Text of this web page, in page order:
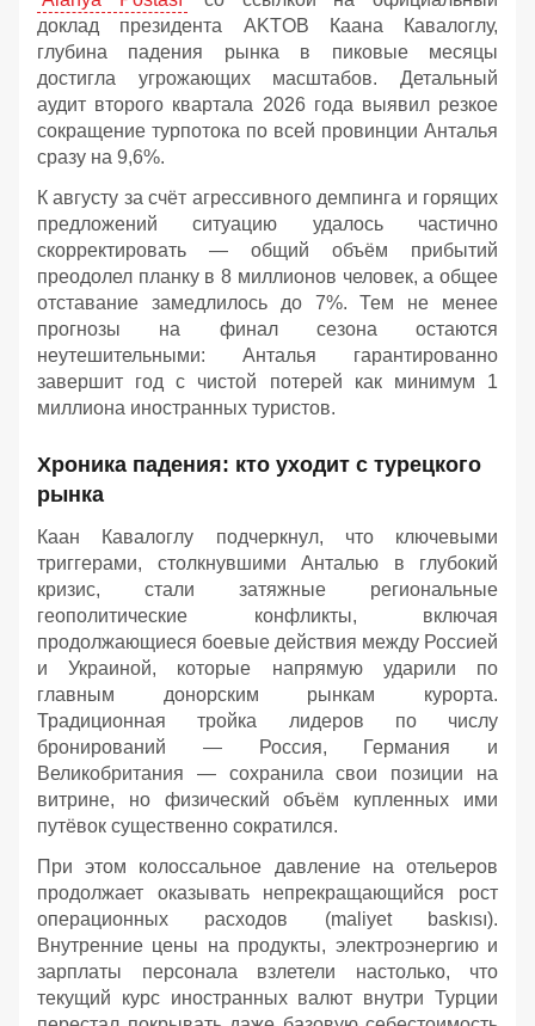
доклад президента AKTOB Каана Кавалоглу,
глубина падения рынка в пиковые месяцы
достигла угрожающих масштабов. Детальный
аудит второго квартала 2026 года выявил резкое
сокращение турпотока по всей провинции Анталья
сразу на 9,6%.
К августу за счёт агрессивного демпинга и горящих
предложений ситуацию удалось частично
скорректировать — общий объём прибытий
преодолел планку в 8 миллионов человек, а общее
отставание замедлилось до 7%. Тем не менее
прогнозы на финал сезона остаются
неутешительными: Анталья гарантированно
завершит год с чистой потерей как минимум 1
миллиона иностранных туристов.
Хроника падения: кто уходит с турецкого
рынка
Каан Кавалоглу подчеркнул, что ключевыми
триггерами, столкнувшими Анталью в глубокий
кризис, стали затяжные региональные
геополитические конфликты, включая
продолжающиеся боевые действия между Россией
и Украиной, которые напрямую ударили по
главным донорским рынкам курорта.
Традиционная тройка лидеров по числу
бронирований — Россия, Германия и
Великобритания — сохранила свои позиции на
витрине, но физический объём купленных ими
путёвок существенно сократился.
При этом колоссальное давление на отельеров
продолжает оказывать непрекращающийся рост
операционных расходов (maliyet baskısı).
Внутренние цены на продукты, электроэнергию и
зарплаты персонала взлетели настолько, что
текущий курс иностранных валют внутри Турции